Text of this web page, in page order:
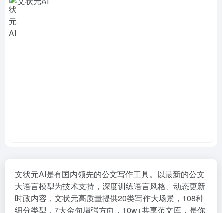
⽂状元AI是有国内领先的公文写作工具。以最新的公文
大语言模型为技术支持，深度训练语言风格、动态更新
时政内容，文状元高质量提供20类写作大场景，108种
细分类型，7大金句增强方向，10w+共享范文库，是你